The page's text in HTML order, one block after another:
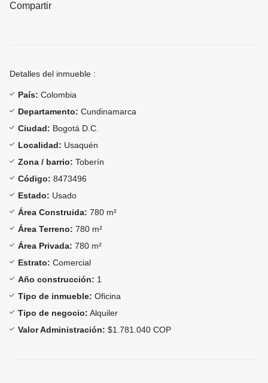
Compartir
Detalles del inmueble :
País: Colombia
Departamento: Cundinamarca
Ciudad: Bogotá D.C.
Localidad: Usaquén
Zona / barrio: Toberín
Código: 8473496
Estado: Usado
Área Construida: 780 m²
Área Terreno: 780 m²
Área Privada: 780 m²
Estrato: Comercial
Año construcción: 1
Tipo de inmueble: Oficina
Tipo de negocio: Alquiler
Valor Administración: $1.781.040 COP